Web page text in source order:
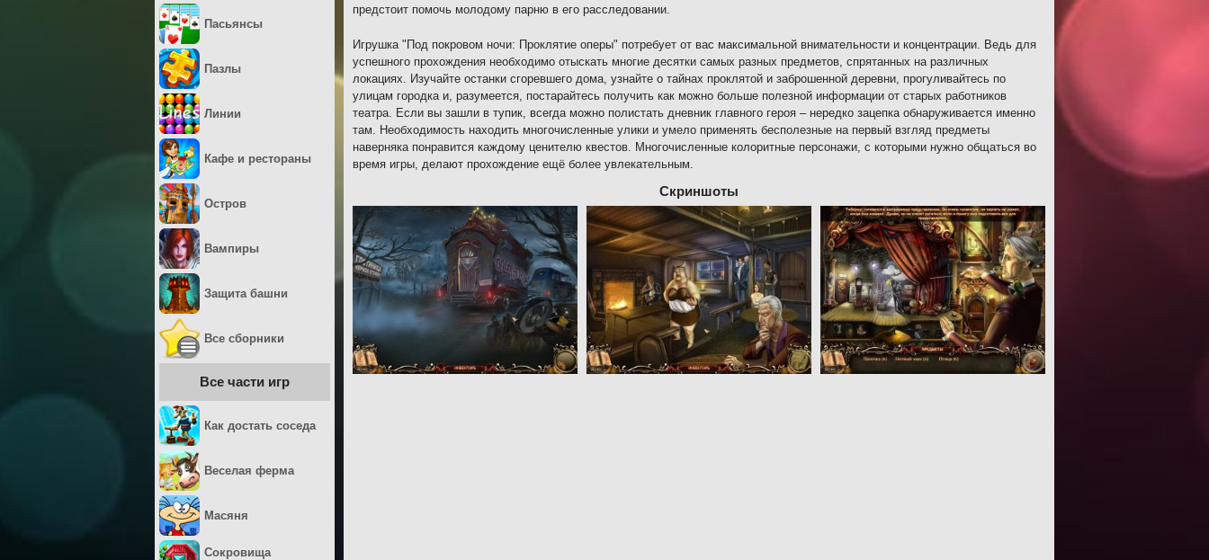
предстоит помочь молодому парню в его расследовании.
Игрушка "Под покровом ночи: Проклятие оперы" потребует от вас максимальной внимательности и концентрации. Ведь для
успешного прохождения необходимо отыскать многие десятки самых разных предметов, спрятанных на различных
локациях. Изучайте останки сгоревшего дома, узнайте о тайнах проклятой и заброшенной деревни, прогуливайтесь по
улицам городка и, разумеется, постарайтесь получить как можно больше полезной информации от старых работников
театра. Если вы зашли в тупик, всегда можно полистать дневник главного героя – нередко зацепка обнаруживается именно
там. Необходимость находить многочисленные улики и умело применять бесполезные на первый взгляд предметы
наверняка понравится каждому ценителю квестов. Многочисленные колоритные персонажи, с которыми нужно общаться во
время игры, делают прохождение ещё более увлекательным.
Скриншоты
Пасьянсы
Пазлы
Линии
Кафе и рестораны
Остров
Вампиры
Защита башни
Все сборники
Все части игр
Как достать соседа
Веселая ферма
Масяня
Сокровища